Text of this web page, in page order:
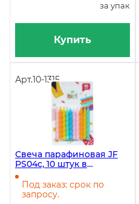
за упак
Купить
Арт.10-1315
Свеча парафиновая JF
PS04c, 10 штук в
упаковке
Под заказ: срок по
запросу.